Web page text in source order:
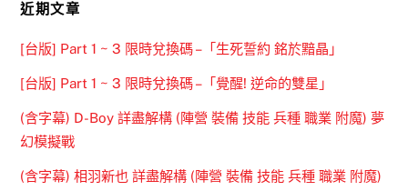
近期文章
[台版] Part 1 ~ 3 限時兌換碼 –「生死誓約 銘於黯晶」
[台版] Part 1 ~ 3 限時兌換碼 –「覺醒! 逆命的雙星」
(含字幕) D-Boy 詳盡解構 (陣營 裝備 技能 兵種 職業 附魔) 夢
幻模擬戰
(含字幕) 相羽新也 詳盡解構 (陣營 裝備 技能 兵種 職業 附魔)